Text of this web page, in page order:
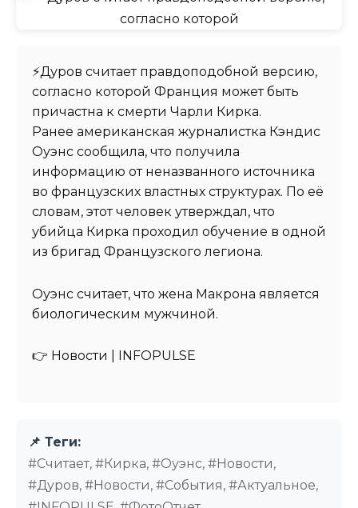
⚡️Дуров считает правдоподобной версию,
согласно которой Франция может быть
причастна к смерти Чарли Кирка.
Ранее американская журналистка Кэндис
Оуэнс сообщила, что получила
информацию от неназванного источника
во французских властных структурах. По её
словам, этот человек утверждал, что
убийца Кирка проходил обучение в одной
из бригад Французского легиона.
Оуэнс считает, что жена Макрона является
биологическим мужчиной.
👉 Новости | INFOPULSE⁩
📌 Теги:
#Считает, #Кирка, #Оуэнс, #Новости,
#Дуров, #Новости, #События, #Актуальное,